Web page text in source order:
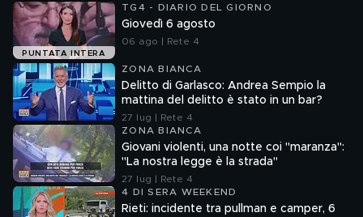
PUNTATA INTERA
TG4 - DIARIO DEL GIORNO
Giovedì 6 agosto
06 ago | Rete 4
ZONA BIANCA
Delitto di Garlasco: Andrea Sempio la
mattina del delitto è stato in un bar?
27 lug | Rete 4
ZONA BIANCA
Giovani violenti, una notte coi "maranza":
"La nostra legge è la strada"
27 lug | Rete 4
4 DI SERA WEEKEND
Rieti: incidente tra pullman e camper, 6